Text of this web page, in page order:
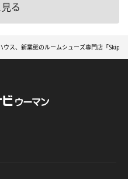
る
ウス、新業態のルームシューズ専門店「Skips!